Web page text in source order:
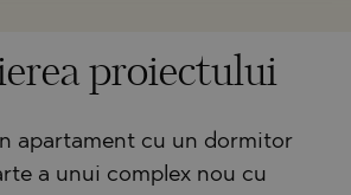
proiectului
apartament cu un dormitor
a unui complex nou cu